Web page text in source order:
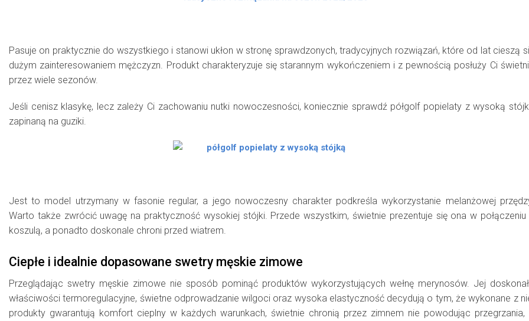
Pasuje on praktycznie do wszystkiego i stanowi ukłon w stronę sprawdzonych, tradycyjnych rozwiązań, które od lat cieszą
dużym zainteresowaniem mężczyzn. Produkt charakteryzuje się starannym wykończeniem i z pewnością posłuży Ci
przez wiele sezonów.
Jeśli cenisz klasykę, lecz zależy Ci zachowaniu nutki nowoczesności, koniecznie sprawdź półgolf popielaty z wysoką
zapinaną na guziki.
Jest to model utrzymany w fasonie regular, a jego nowoczesny charakter podkreśla wykorzystanie melanżowej
Warto także zwrócić uwagę na praktyczność wysokiej stójki. Przede wszystkim, świetnie prezentuje się ona w połączeniu
koszulą, a ponadto doskonale chroni przed wiatrem.
Ciepłe i idealnie dopasowane swetry męskie zimowe
Przeglądając swetry męskie zimowe nie sposób pominąć produktów wykorzystujących wełnę merynosów. Jej
właściwości termoregulacyjne, świetne odprowadzanie wilgoci oraz wysoka elastyczność decydują o tym, że wykonane z
produkty gwarantują komfort cieplny w każdych warunkach, świetnie chronią przez zimnem nie powodując przegrzania,